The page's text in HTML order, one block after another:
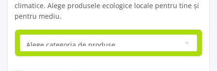
climatice. Alege produsele ecologice locale pentru tine și
pentru mediu.